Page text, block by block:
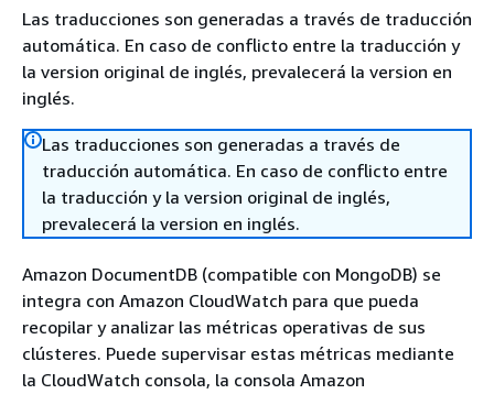
Las traducciones son generadas a través de traducción
automática. En caso de conflicto entre la traducción y
la version original de inglés, prevalecerá la version en
inglés.
Las traducciones son generadas a través de
traducción automática. En caso de conflicto entre
la traducción y la version original de inglés,
prevalecerá la version en inglés.
Amazon DocumentDB (compatible con MongoDB) se
integra con Amazon CloudWatch para que pueda
recopilar y analizar las métricas operativas de sus
clústeres. Puede supervisar estas métricas mediante
la CloudWatch consola, la consola Amazon